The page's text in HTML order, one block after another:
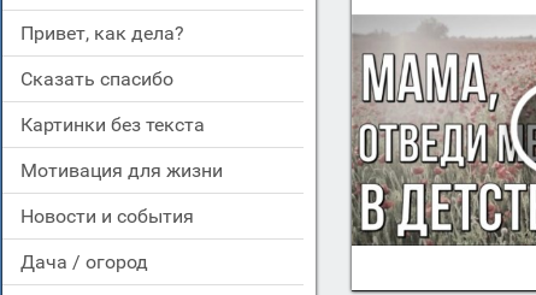
привет, как дела?
сказать спасибо
картинки без текста
мотивация для жизни
новости и события
дача / огород